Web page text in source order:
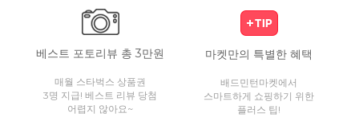
베스트 포토리뷰 총 3만원
매월 스타벅스 상품권
3명 지급! 베스트 리뷰 당첨
어렵지 않아요~
마켓만의 특별한 혜택
배드민턴마켓에서
스마트하게 쇼핑하기 위한
플러스 팁!